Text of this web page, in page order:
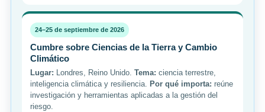
24–25 de septiembre de 2026
Cumbre sobre Ciencias de la Tierra y Cambio
Climático
Lugar: Londres, Reino Unido. Tema: ciencia terrestre,
inteligencia climática y resiliencia. Por qué importa: reúne
investigación y herramientas aplicadas a la gestión del
riesgo.